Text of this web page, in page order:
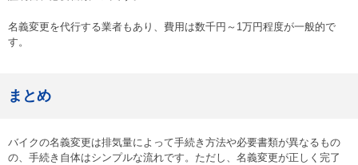
名義変更を代行する業者もあり、費用は数千円～1万円程度が一般的で
す。
まとめ
バイクの名義変更は排気量によって手続き方法や必要書類が異なるもの
の、手続き自体はシンプルな流れです。ただし、名義変更が正しく完了